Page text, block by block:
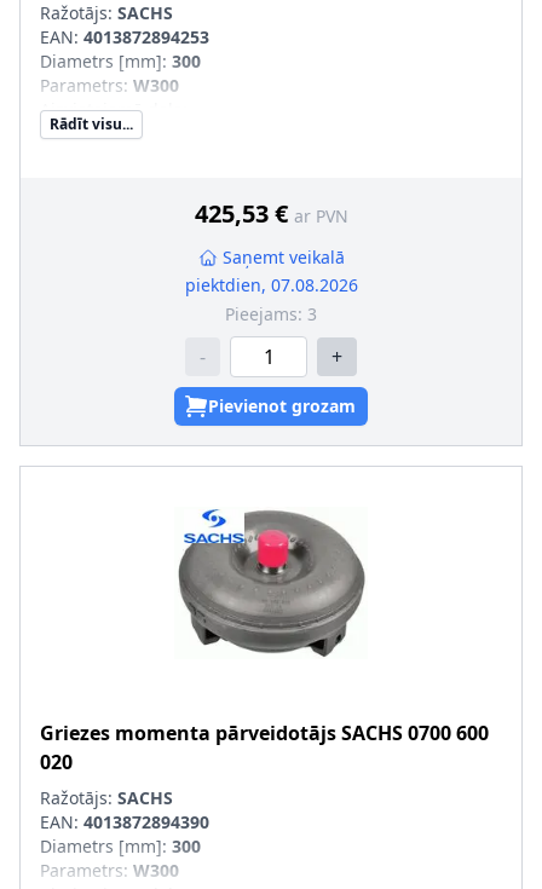
Ražotājs: SACHS
EAN: 4013872894253
Diametrs [mm]: 300
Parametrs: W300
Aizvietojamā daļa
SVHC:Informācija nav pieejama, lūdzu, griezieties pie
Rādīt visu...
425,53 € ar PVN
Saņemt veikalā
piektdien, 07.08.2026
Pieejams: 3
- +
Pievienot grozam
Griezes momenta pārveidotājsSACHS0700 600
020
Ražotājs: SACHS
EAN: 4013872894390
Diametrs [mm]: 300
Parametrs: W300